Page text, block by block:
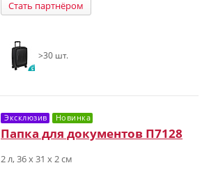
Стать партнёром
>30 шт.
Эксклюзив Новинка
Папка для документов П7128
2 л, 36 х 31 х 2 см